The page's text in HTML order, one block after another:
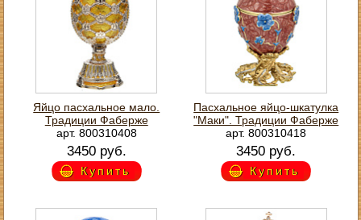
Яйцо пасхальное мало.
Традиции Фаберже
арт. 800310408
3450 руб.
Купить
Пасхальное яйцо-шкатулка
"Маки". Традиции Фаберже
арт. 800310418
3450 руб.
Купить